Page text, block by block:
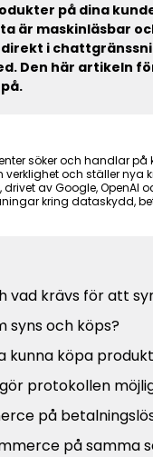
på dina
är maskinläsbar
i
Den här artikeln
söker och handlar
och ställer
av Google,
kring dataskydd,
vad krävs för att
syns och köps?
kunna köpa
protokollen
på
på samma